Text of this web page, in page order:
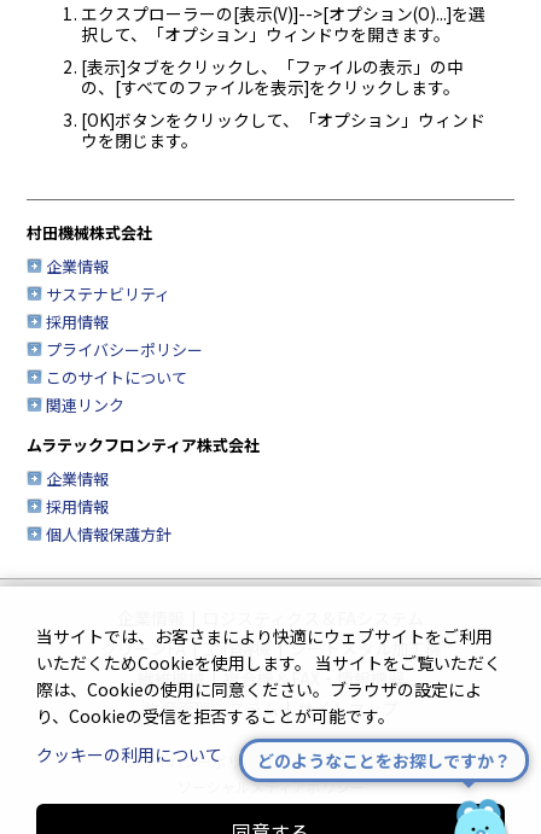
エクスプローラーの[表示(V)]-->[オプション(O)...]を選
択して、「オプション」ウィンドウを開きます。
[表示]タブをクリックし、「ファイルの表示」の中
の、[すべてのファイルを表示]をクリックします。
[OK]ボタンをクリックして、「オプション」ウィンド
ウを閉じます。
村田機械株式会社
企業情報
サステナビリティ
採用情報
プライバシーポリシー
このサイトについて
関連リンク
ムラテックフロンティア株式会社
企業情報
採用情報
個人情報保護方針
クリーンFA | 工作機械 | シートメタル加工機
繊維機械 | 複合機＆FAX・情報機器
生産管理システム | サイトマップ
プライバシーポリシー | このサイトについて
ソーシャルメディアポリシー
当サイトでは、お客さまにより快適にウェブサイトをご利用
いただくためCookieを使用します。 当サイトをご覧いただく
際は、Cookieの使用に同意ください。ブラウザの設定によ
り、Cookieの受信を拒否することが可能です。
クッキーの利用について
どのようなことをお探しですか？